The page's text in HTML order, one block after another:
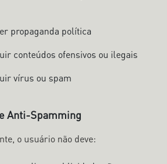
propaganda política
conteúdos ofensivos ou ilegais
vírus ou spam
Anti-Spamming
o usuário não deve: